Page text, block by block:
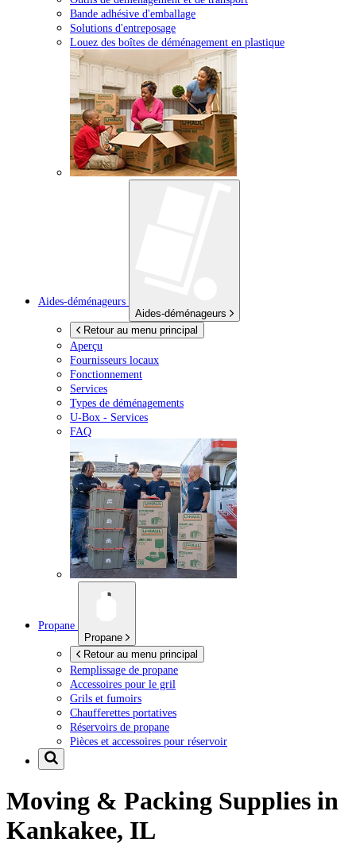
Bande adhésive d'emballage
Solutions d'entreposage
Louez des boîtes de déménagement en plastique
Aides-déménageurs
Aides-déménageurs
Retour au menu principal
Aperçu
Fournisseurs locaux
Fonctionnement
Services
Types de déménagements
U-Box - Services
FAQ
Propane
Propane
Retour au menu principal
Remplissage de propane
Accessoires pour le gril
Grils et fumoirs
Chaufferettes portatives
Réservoirs de propane
Pièces et accessoires pour réservoir
Moving & Packing Supplies in
Kankakee, IL